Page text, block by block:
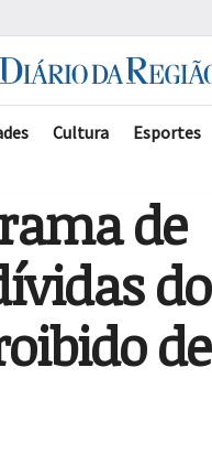
Cultura Esportes
de
do
de